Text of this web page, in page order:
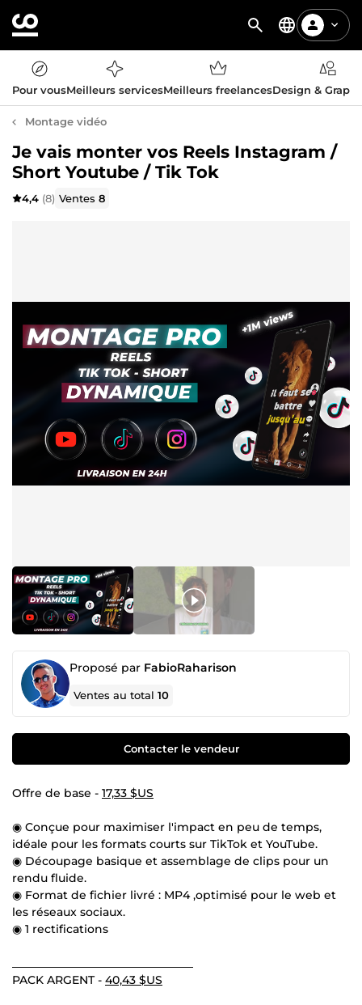
Pour vousMeilleurs servicesMeilleurs freelancesDesign &
Montage vidéo
Je vais monter vos Reels Instagram /
Short Youtube / Tik Tok
4,4 (8) Ventes8
Proposé par FabioRaharison
Ventes au total10
Contacter le vendeur
Offre de base - 17,33 $US
◉ Conçue pour maximiser l'impact en peu de temps,
idéale pour les formats courts sur TikTok et YouTube.
◉ Découpage basique et assemblage de clips pour un
rendu fluide.
◉ Format de fichier livré : MP4 ,optimisé pour le web et
les réseaux sociaux.
◉ 1 rectifications
PACK ARGENT - 40,43 $US